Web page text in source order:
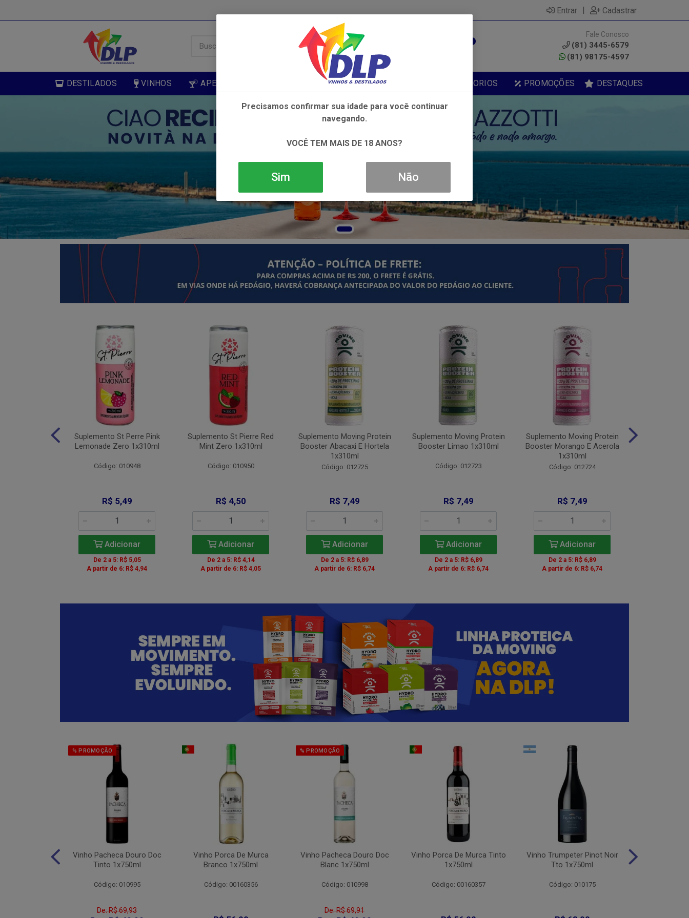
Entrar | Cadastrar
Fale Conosco
(81) 3445-6579
(81) 98175-4597
DESTILADOS VINHOS APERITIVOS NÃO ALCOÓLICOS ALIMENTOS ACESSORIOS PROMOÇÕES DESTAQUES
Suplemento St Perre Pink
Lemonade Zero 1x310ml
Código: 010948
R$ 5,49
Adicionar
De 2 a 5: R$ 5,05
A partir de 6: R$ 4,94
Suplemento St Pierre Red
Mint Zero 1x310ml
Código: 010950
R$ 4,50
Adicionar
De 2 a 5: R$ 4,14
A partir de 6: R$ 4,05
Suplemento Moving Protein
Booster Abacaxi E Hortela
1x310ml
Código: 012725
R$ 7,49
Adicionar
De 2 a 5: R$ 6,89
A partir de 6: R$ 6,74
Suplemento Moving Protein
Booster Limao 1x310ml
Código: 012723
R$ 7,49
Adicionar
De 2 a 5: R$ 6,89
A partir de 6: R$ 6,74
Suplemento Moving Protein
Booster Morango E Acerola
1x310ml
Código: 012724
R$ 7,49
Adicionar
De 2 a 5: R$ 6,89
A partir de 6: R$ 6,74
% PROMOÇÃO
Vinho Pacheca Douro Doc
Tinto 1x750ml
Código: 010995
De: R$ 69,93
Vinho Porca De Murca
Branco 1x750ml
Código: 00160356
% PROMOÇÃO
Vinho Pacheca Douro Doc
Blanc 1x750ml
Código: 010998
De: R$ 69,91
Vinho Porca De Murca Tinto
1x750ml
Código: 00160357
Vinho Trumpeter Pinot Noir
Tto 1x750ml
Código: 010175
Precisamos confirmar sua idade para você continuar
navegando.
VOCÊ TEM MAIS DE 18 ANOS?
Sim Não